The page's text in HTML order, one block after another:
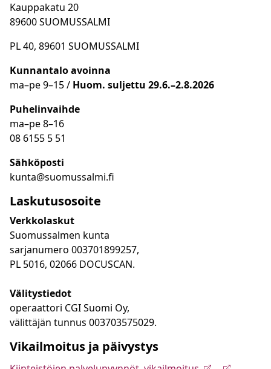
Kauppakatu 20
89600 SUOMUSSALMI
PL 40, 89601 SUOMUSSALMI
Kunnantalo avoinna
ma–pe 9–15 / Huom. suljettu 29.6.–2.8.2026
Puhelinvaihde
ma–pe 8–16
08 6155 5 51
Sähköposti
kunta@suomussalmi.fi
Laskutusosoite
Verkkolaskut
Suomussalmen kunta
sarjanumero 003701899257,
PL 5016, 02066 DOCUSCAN.
Välitystiedot
operaattori CGI Suomi Oy,
välittäjän tunnus 003703575029.
Vikailmoitus ja päivystys